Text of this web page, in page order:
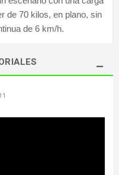
de 70 kilos, en plano, sin
de 6 km/h.